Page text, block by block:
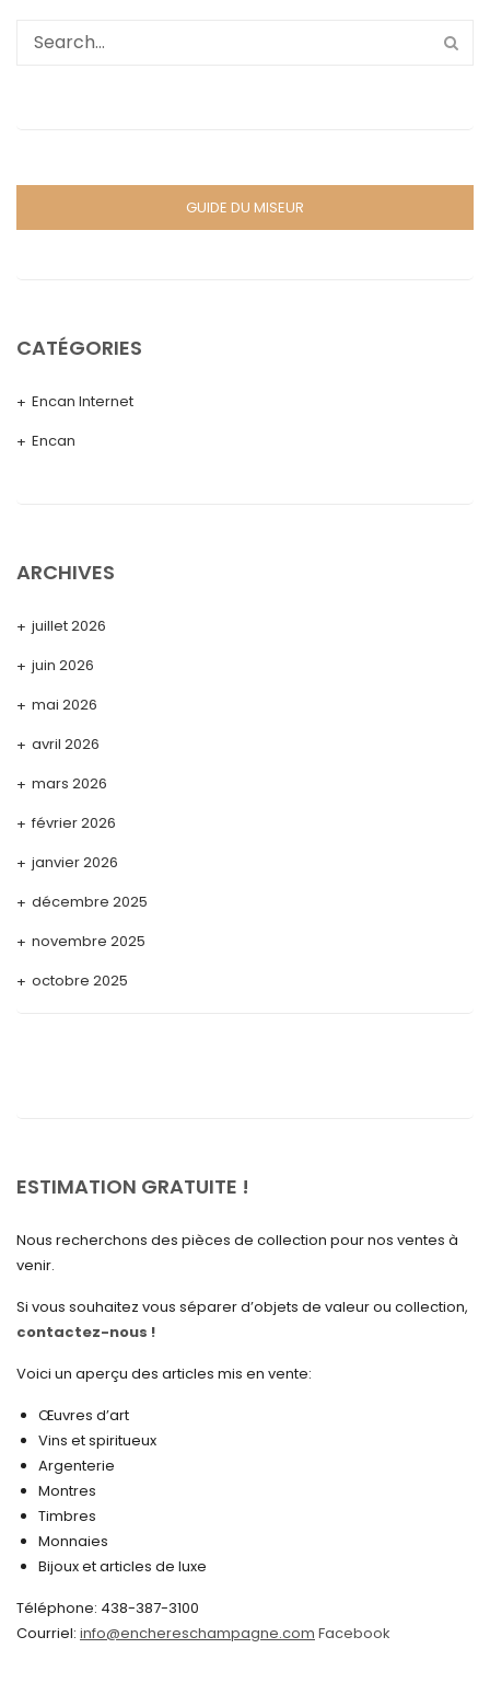
GUIDE DU MISEUR
CATÉGORIES
Encan Internet
Encan
ARCHIVES
juillet 2026
juin 2026
mai 2026
avril 2026
mars 2026
février 2026
janvier 2026
décembre 2025
novembre 2025
octobre 2025
avril 2025
février 2025
décembre 2024
novembre 2024
octobre 2024
septembre 2024
août 2024
mai 2024
avril 2024
ESTIMATION GRATUITE !
Nous recherchons des pièces de collection pour nos ventes à
venir.
Si vous souhaitez vous séparer d’objets de valeur ou collection,
contactez-nous !
Voici un aperçu des articles mis en vente:
Œuvres d’art
Vins et spiritueux
Argenterie
Montres
Timbres
Monnaies
Bijoux et articles de luxe
Téléphone: 438-387-3100
Courriel: info@enchereschampagne.com Facebook